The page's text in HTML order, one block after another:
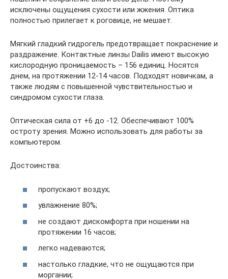
исключены ощущения сухости или жжения. Оптика
полностью прилегает к роговице, не мешает.
Мягкий гладкий гидрогель предотвращает покраснение и
раздражение. Контактные линзы Dailis имеют высокую
кислородную проницаемость – 156 единиц. Носятся
днем, на протяжении 12-14 часов. Подходят новичкам, а
также людям с повышенной чувствительностью и
синдромом сухости глаза.
Оптическая сила от +6 до -12. Обеспечивают 100%
остроту зрения. Можно использовать для работы за
компьютером.
Достоинства:
пропускают воздух;
увлажнение 80%;
не создают дискомфорта при ношении на
протяжении 16 часов;
легко надеваются;
настолько гладкие, что не ощущаются при
моргании;